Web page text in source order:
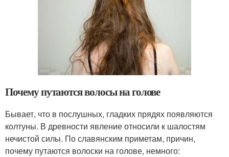
Почему путаются волосы на голове
Бывает, что в послушных, гладких прядях появляются
колтуны. В древности явление относили к шалостям
нечистой силы. По славянским приметам, причин,
почему путаются волоски на голове, немного: